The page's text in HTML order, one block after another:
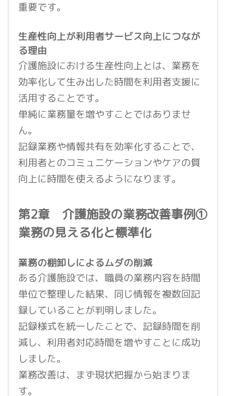
重要です。
生産性向上が利用者サービス向上につなが
る理由
介護施設における生産性向上とは、業務を
効率化して生み出した時間を利用者支援に
活用することです。
単純に業務量を増やすことではありませ
ん。
記録業務や情報共有を効率化することで、
利用者とのコミュニケーションやケアの質
向上に時間を使えるようになります。
第2章 介護施設の業務改善事例①
業務の見える化と標準化
業務の棚卸しによるムダの削減
ある介護施設では、職員の業務内容を時間
単位で整理した結果、同じ情報を複数回記
録していることが判明しました。
記録様式を統一したことで、記録時間を削
減し、利用者対応時間を増やすことに成功
しました。
業務改善は、まず現状把握から始まりま
す。